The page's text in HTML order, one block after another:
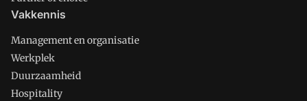
Vakkennis
Management en organisatie
Werkplek
Duurzaamheid
Hospitality